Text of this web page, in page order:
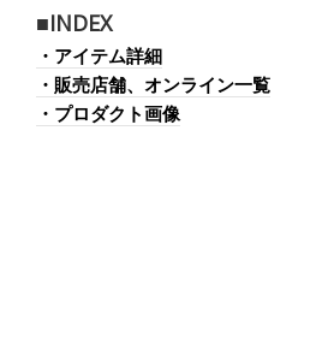
■INDEX
・アイテム詳細
・販売店舗、オンライン一覧
・プロダクト画像